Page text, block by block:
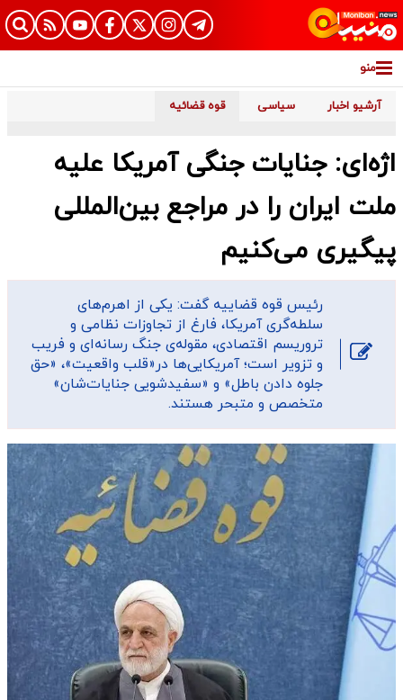
منو
آرشیو اخبار سیاسی قوه قضائیه
اژه‌ای: جنایات جنگی آمریکا علیه
ملت ایران را در مراجع بین‌المللی
پیگیری می‌کنیم
رئیس قوه قضاییه گفت: یکی از اهرم‌های
سلطه‌گری آمریکا، فارغ از تجاوزات نظامی و
تروریسم اقتصادی، مقوله‌ی جنگ رسانه‌ای و فریب
و تزویر است؛ آمریکایی‌ها در«قلب واقعیت»، «حق
جلوه دادن باطل» و «سفیدشویی جنایات‌شان»
متخصص و متبحر هستند.